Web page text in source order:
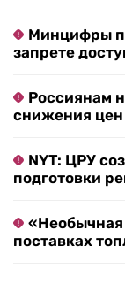
Минцифры
запрете
Россиянам
снижения
NYT: ЦРУ
подготовки
поставках